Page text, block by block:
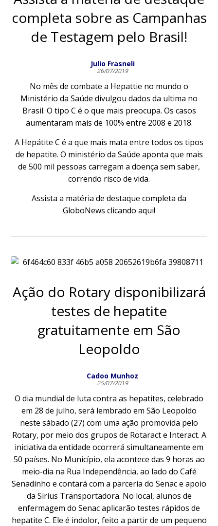
completa sobre as Campanhas
de Testagem pelo Brasil!
Julio Frasneli
26/07/2019
No mês de combate a Hepattie no mundo o
Ministério da Saúde divulgou dados da ultima no
Brasil. O tipo C é o que mais preocupa. Os casos
aumentaram mais de 100% entre 2008 e 2018.
A Hepátite C é a que mais mata entre todos os tipos
de hepatite. O ministério da Saúde aponta que mais
de 500 mil pessoas carregam a doença sem saber,
correndo risco de vida.
Assista a matéria de destaque completa da
GloboNews clicando aqui!
Ação do Rotary disponibilizará
testes de hepatite
gratuitamente em São
Leopoldo
Cadoo Munhoz
25/07/2019
O dia mundial de luta contra as hepatites, celebrado
em 28 de julho, será lembrado em São Leopoldo
neste sábado (27) com uma ação promovida pelo
Rotary, por meio dos grupos de Rotaract e Interact. A
iniciativa da entidade ocorrerá simultaneamente em
50 países. No Município, ela acontece das 9 horas ao
meio-dia na Rua Independência, ao lado do Café
Senadinho e contará com a parceria do Senac e apoio
da Sirius Transportadora. No local, alunos de
enfermagem do Senac aplicarão testes rápidos de
hepatite C. Ele é indolor, feito a partir de um pequeno